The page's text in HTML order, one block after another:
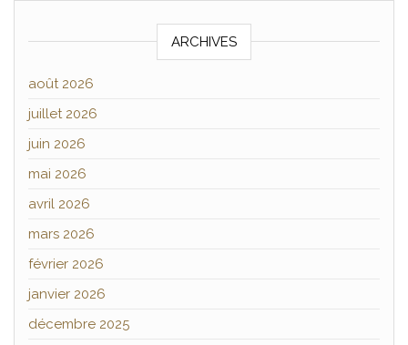
ARCHIVES
août 2026
juillet 2026
juin 2026
mai 2026
avril 2026
mars 2026
février 2026
janvier 2026
décembre 2025